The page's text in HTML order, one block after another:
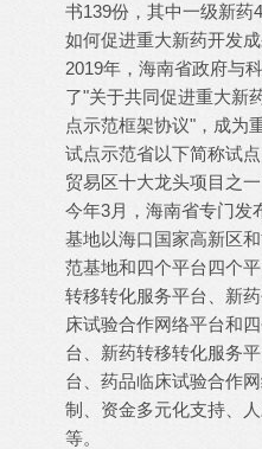
书139份，其中一级新药
如何促进重大新药开发
2019年，海南省政府与
了"关于共同促进重大新
点示范框架协议"，成为
试点示范省以下简称试
贸易区十大龙头项目之
今年3月，海南省专门发
基地以海口国家高新区
范基地和四个平台四个
转移转化服务平台、新
床试验合作网络平台和
台、新药转移转化服务
台、药品临床试验合作
制、资金多元化支持、
等。